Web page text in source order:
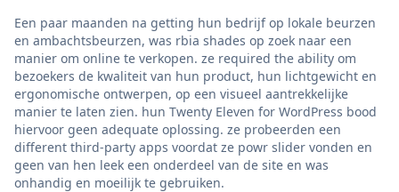
Een paar maanden na getting hun bedrijf op lokale beurzen
en ambachtsbeurzen, was rbia shades op zoek naar een
manier om online te verkopen. ze required the ability om
bezoekers de kwaliteit van hun product, hun lichtgewicht en
ergonomische ontwerpen, op een visueel aantrekkelijke
manier te laten zien. hun Twenty Eleven for WordPress bood
hiervoor geen adequate oplossing. ze probeerden een
different third-party apps voordat ze powr slider vonden en
geen van hen leek een onderdeel van de site en was
onhandig en moeilijk te gebruiken.